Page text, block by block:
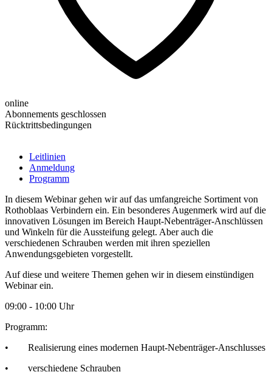
online
Abonnements geschlossen
Rücktrittsbedingungen
Leitlinien
Anmeldung
Programm
In diesem Webinar gehen wir auf das umfangreiche Sortiment von
Rothoblaas Verbindern ein. Ein besonderes Augenmerk wird auf die
innovativen Lösungen im Bereich Haupt-Nebenträger-Anschlüssen
und Winkeln für die Aussteifung gelegt. Aber auch die
verschiedenen Schrauben werden mit ihren speziellen
Anwendungsgebieten vorgestellt.
Auf diese und weitere Themen gehen wir in diesem einstündigen
Webinar ein.
09:00 - 10:00 Uhr
Programm:
•
Realisierung eines modernen Haupt-Nebenträger-Anschlusses
• verschiedene Schrauben